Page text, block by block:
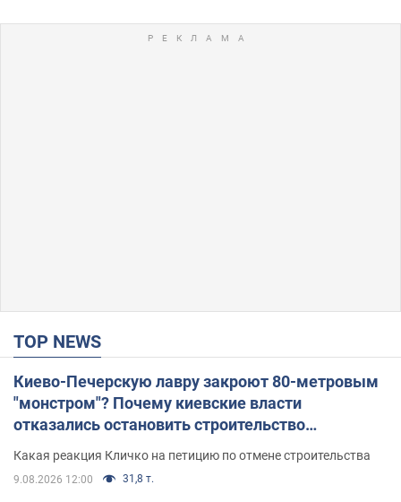
TOP NEWS
Киево-Печерскую лавру закроют 80-метровым
"монстром"? Почему киевские власти
отказались остановить строительство
Какая реакция Кличко на петицию по отмене строительства
9.08.2026 12:00 31,8 т.